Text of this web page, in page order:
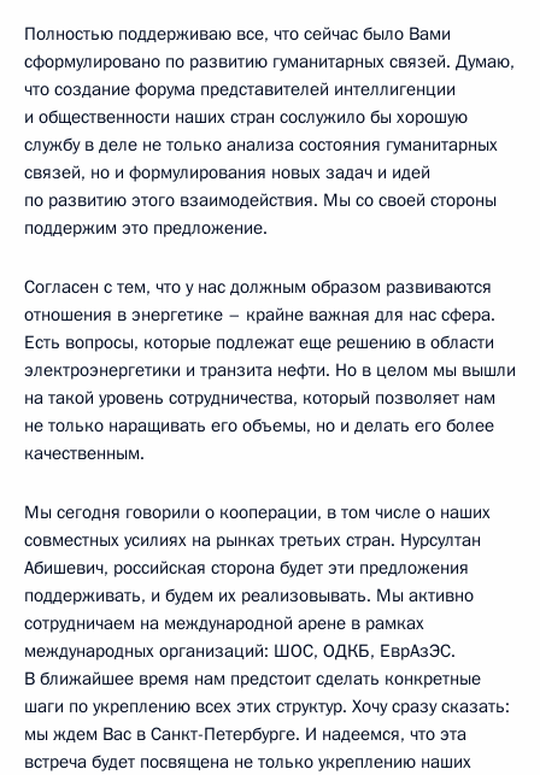
Полностью поддерживаю все, что сейчас было Вами
сформулировано по развитию гуманитарных связей. Думаю,
что создание форума представителей интеллигенции
и общественности наших стран сослужило бы хорошую
службу в деле не только анализа состояния гуманитарных
связей, но и формулирования новых задач и идей
по развитию этого взаимодействия. Мы со своей стороны
поддержим это предложение.
Согласен с тем, что у нас должным образом развиваются
отношения в энергетике – крайне важная для нас сфера.
Есть вопросы, которые подлежат еще решению в области
электроэнергетики и транзита нефти. Но в целом мы вышли
на такой уровень сотрудничества, который позволяет нам
не только наращивать его объемы, но и делать его более
качественным.
Мы сегодня говорили о кооперации, в том числе о наших
совместных усилиях на рынках третьих стран. Нурсултан
Абишевич, российская сторона будет эти предложения
поддерживать, и будем их реализовывать. Мы активно
сотрудничаем на международной арене в рамках
международных организаций: ШОС, ОДКБ, ЕврАзЭС.
В ближайшее время нам предстоит сделать конкретные
шаги по укреплению всех этих структур. Хочу сразу сказать:
мы ждем Вас в Санкт-Петербурге. И надеемся, что эта
встреча будет посвящена не только укреплению наших